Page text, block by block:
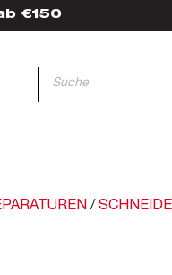
€150
/